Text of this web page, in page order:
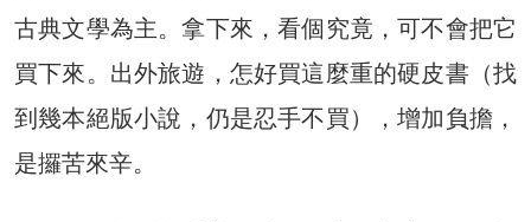
古典文學為主。拿下來，看個究竟，可不會把它
買下來。出外旅遊，怎好買這麼重的硬皮書（找
到幾本絕版小說，仍是忍手不買），增加負擔，
是攞苦來辛。